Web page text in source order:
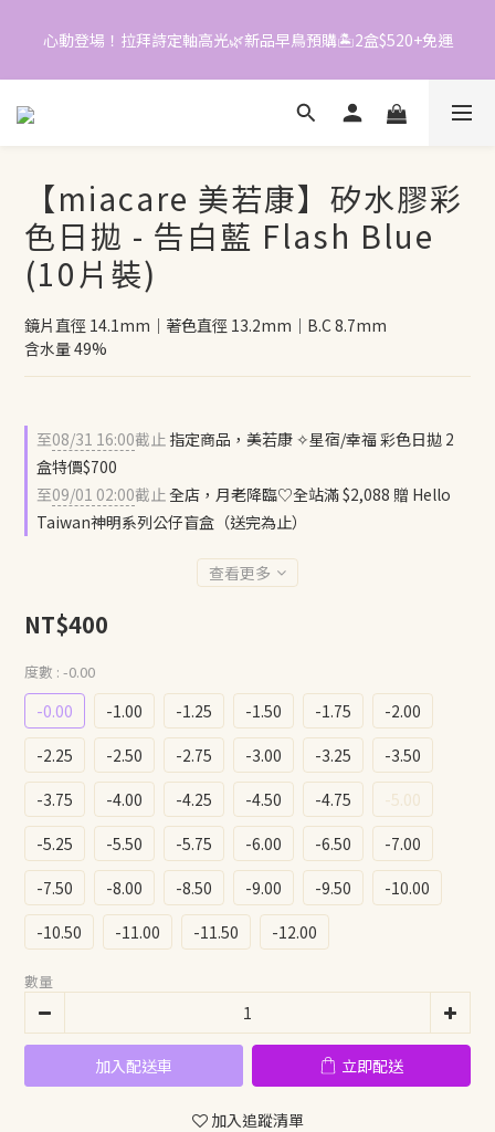
📱加入官方LINE｜領$50折價券
3
1
02
0
2
0
心動登場！拉拜詩定軸高光🌿新品早鳥預購🏝️2盒$520+免運
📱加入官方LINE｜領$50折價券
【miacare 美若康】矽水膠彩
色日拋 - 告白藍 Flash Blue
(10片裝)
鏡片直徑 14.1mm｜著色直徑 13.2mm｜B.C 8.7mm
含水量 49%
至08/31 16:00截止 指定商品，美若康 ✧星宿/幸福 彩色日拋 2
盒特價$700
至09/01 02:00截止全店，月老降臨♡全站滿 $2,088 贈 Hello
Taiwan神明系列公仔盲盒（送完為止）
查看更多
NT$400
度數 : -0.00
-0.00 -1.00 -1.25 -1.50 -1.75
-2.00
-2.25
-2.50 -2.75 -3.00 -3.25
-3.50
-3.75
-4.00 -4.25 -4.50 -4.75
-5.00
-5.25
-5.50 -5.75 -6.00 -6.50
-7.00
-7.50
-8.00 -8.50 -9.00 -9.50
-10.00
-10.50
-11.00 -11.50 -12.00
數量
加入配送車 立即配送
加入追蹤清單